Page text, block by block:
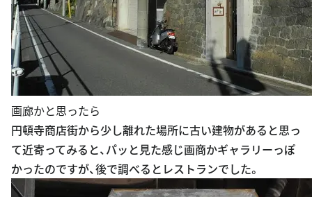
画廊かと思ったら
円頓寺商店街から少し離れた場所に古い建物があると思っ
て近寄ってみると、パッと見た感じ画商かギャラリーっぽ
かったのですが、後で調べるとレストランでした。